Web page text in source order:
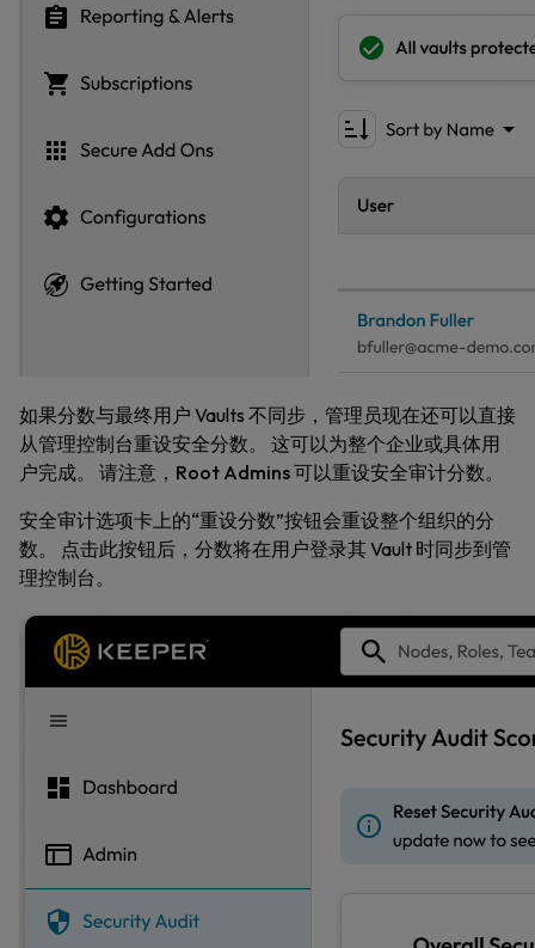
如果分数与最终用户 Vaults 不同步，管理员现在还可以直接
从管理控制台重设安全分数。 这可以为整个企业或具体用
户完成。 请注意， Root Admins可以重设安全审计分数。
安全审计选项卡上的“重设分数”按钮会重设整个组织的分
数。 点击此按钮后，分数将在用户登录其 Vault 时同步到管
理控制台。